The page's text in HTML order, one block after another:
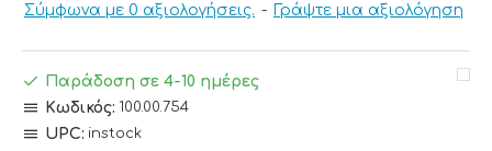
Σύμφωνα με 0 αξιολογήσεις. - Γράψτε μια αξιολόγηση
Παράδοση σε 4-10 ημέρες
Κωδικός: 100.00.754
UPC: instock